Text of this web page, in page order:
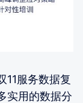
11服务数据复
实用的数据分